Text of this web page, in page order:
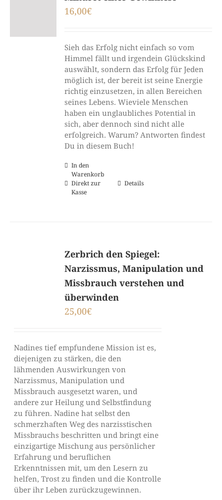
16,00€
Sieh das Erfolg nicht einfach so vom
Himmel fällt und irgendein Glückskind
auswählt, sondern das Erfolg für Jeden
möglich ist, der bereit ist seine Energie
richtig einzusetzen, in allen Bereichen
seines Lebens. Wieviele Menschen
haben ein unglaubliches Potential in
sich, aber dennoch sind nicht alle
erfolgreich. Warum? Antworten findest
Du in diesem Buch!
In den
Warenkorb
Direkt zur
Kasse
Details
Zerbrich den Spiegel:
Narzissmus, Manipulation und
Missbrauch verstehen und
überwinden
25,00€
Nadines tief empfundene Mission ist es,
diejenigen zu stärken, die den
lähmenden Auswirkungen von
Narzissmus, Manipulation und
Missbrauch ausgesetzt waren, und
andere zur Heilung und Selbstfindung
zu führen. Nadine hat selbst den
schmerzhaften Weg des narzisstischen
Missbrauchs beschritten und bringt eine
einzigartige Mischung aus persönlicher
Erfahrung und beruflichen
Erkenntnissen mit, um den Lesern zu
helfen, Trost zu finden und die Kontrolle
über ihr Leben zurückzugewinnen.